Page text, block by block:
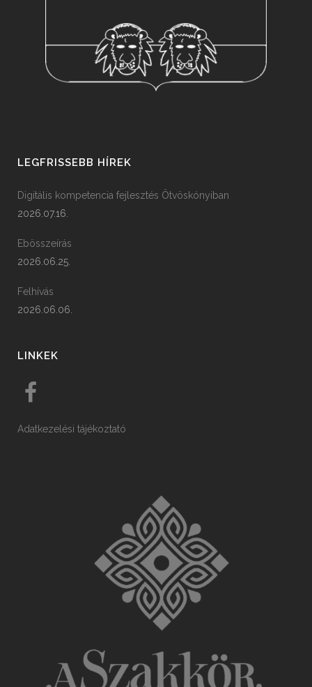
LEGFRISSEBB HÍREK
Digitális kompetencia fejlesztés Ötvöskónyiban
2026.07.16.
Ebösszeírás
2026.06.25.
Felhívás
2026.06.06.
LINKEK
Adatkezelési tájékoztató